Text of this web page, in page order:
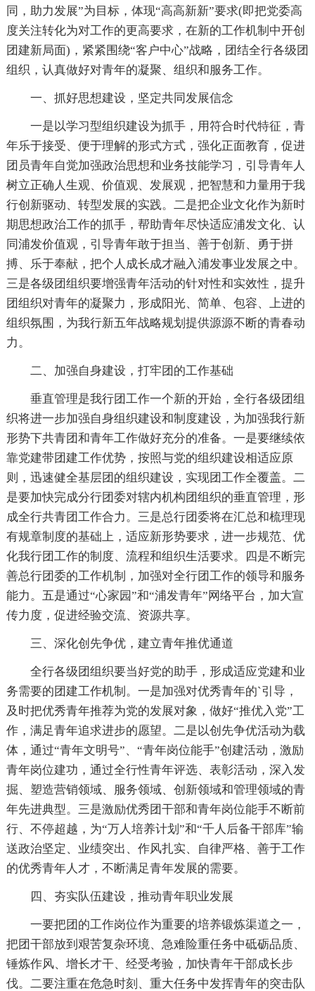
同，助力发展”为目标，体现“高高新新”要求(即把党委高
度关注转化为对工作的更高要求，在新的工作机制中开创
团建新局面)，紧紧围绕“客户中心”战略，团结全行各级团
组织，认真做好对青年的凝聚、组织和服务工作。
一、抓好思想建设，坚定共同发展信念
一是以学习型组织建设为抓手，用符合时代特征，青
年乐于接受、便于理解的形式方式，强化正面教育，促进
团员青年自觉加强政治思想和业务技能学习，引导青年人
树立正确人生观、价值观、发展观，把智慧和力量用于我
行创新驱动、转型发展的实践。二是把企业文化作为新时
期思想政治工作的抓手，帮助青年尽快适应浦发文化、认
同浦发价值观，引导青年敢于担当、善于创新、勇于拼
搏、乐于奉献，把个人成长成才融入浦发事业发展之中。
三是各级团组织要增强青年活动的针对性和实效性，提升
团组织对青年的凝聚力，形成阳光、简单、包容、上进的
组织氛围，为我行新五年战略规划提供源源不断的青春动
力。
二、加强自身建设，打牢团的工作基础
垂直管理是我行团工作一个新的开始，全行各级团组
织将进一步加强自身组织建设和制度建设，为加强我行新
形势下共青团和青年工作做好充分的准备。一是要继续依
靠党建带团建工作优势，按照与党的组织建设相适应原
则，迅速健全基层团的组织建设，实现团工作全覆盖。二
是要加快完成分行团委对辖内机构团组织的垂直管理，形
成全行共青团工作合力。三是总行团委将在汇总和梳理现
有规章制度的基础上，适应新形势要求，进一步规范、优
化我行团工作的制度、流程和组织生活要求。四是不断完
善总行团委的工作机制，加强对全行团工作的领导和服务
能力。五是通过“心家园”和“浦发青年”网络平台，加大宣
传力度，促进经验交流、资源共享。
三、深化创先争优，建立青年推优通道
全行各级团组织要当好党的助手，形成适应党建和业
务需要的团建工作机制。一是加强对优秀青年的`引导，
及时把优秀青年推荐为党的发展对象，做好“推优入党”工
作，满足青年追求进步的愿望。二是以创先争优活动为载
体，通过“青年文明号”、“青年岗位能手”创建活动，激励
青年岗位建功，通过全行性青年评选、表彰活动，深入发
掘、塑造营销领域、服务领域、创新领域和管理领域的青
年先进典型。三是激励优秀团干部和青年岗位能手不断前
行、不停超越，为“万人培养计划”和“千人后备干部库”输
送政治坚定、业绩突出、作风扎实、自律严格、善于工作
的优秀青年人才，不断满足青年发展的需要。
四、夯实队伍建设，推动青年职业发展
一要把团的工作岗位作为重要的培养锻炼渠道之一，
把团干部放到艰苦复杂环境、急难险重任务中砥砺品质、
锤炼作风、增长才干、经受考验，加快青年干部成长步
伐。二要注重在危急时刻、重大任务中发挥青年的突击队